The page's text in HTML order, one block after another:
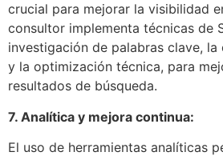
crucial para mejorar la visibilidad
consultor implementa técnicas de
investigación de palabras clave, la
y la optimización técnica, para
resultados de búsqueda.
7. Analítica y mejora continua:
El uso de herramientas analíticas